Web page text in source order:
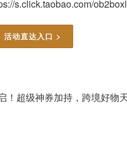
s.click.taobao.com/ob2boxl
活动直达入口 >